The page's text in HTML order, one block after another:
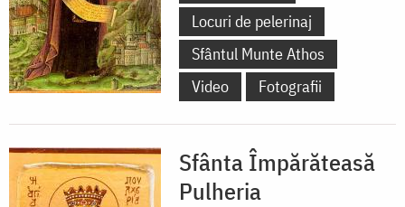
Locuri de pelerinaj
Sfântul Munte Athos
Video
Fotografii
Sfânta Împărăteasă
Pulheria